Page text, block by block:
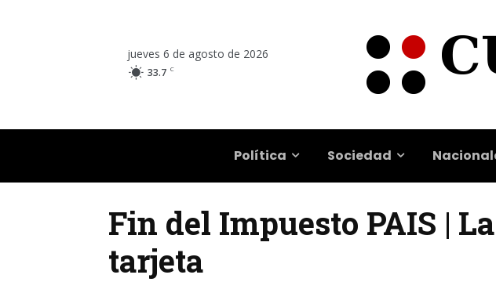
jueves 6 de agosto de 2026
33.7 C
Política Sociedad
Fin del Impuesto PAIS |
tarjeta